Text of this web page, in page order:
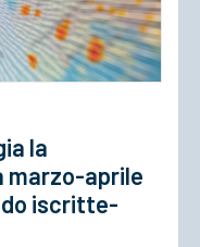
la
marzo-aprile
iscritte-